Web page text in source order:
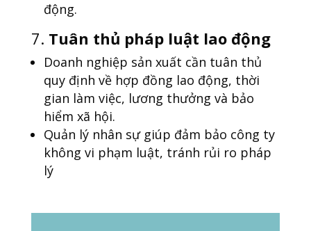
động.
7. Tuân thủ pháp luật lao động
Doanh nghiệp sản xuất cần tuân thủ
quy định về hợp đồng lao động, thời
gian làm việc, lương thưởng và bảo
hiểm xã hội.
Quản lý nhân sự giúp đảm bảo công ty
không vi phạm luật, tránh rủi ro pháp
lý